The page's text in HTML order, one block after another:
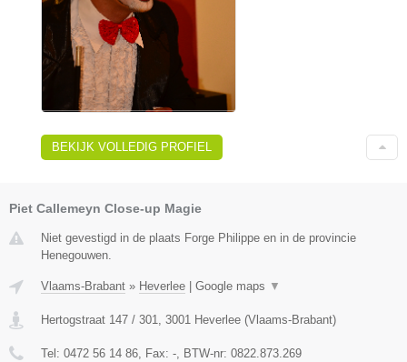
BEKIJK VOLLEDIG PROFIEL
Piet Callemeyn Close-up Magie
Niet gevestigd in de plaats Forge Philippe en in de provincie
Henegouwen.
Vlaams-Brabant » Heverlee Google maps ▼
Hertogstraat 147 / 301, 3001 Heverlee (Vlaams-Brabant)
Tel: 0472 56 14 86, Fax: -, BTW-nr: 0822.873.269